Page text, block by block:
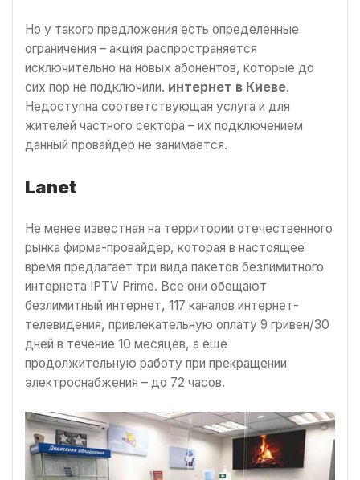
Но у такого предложения есть определенные
ограничения – акция распространяется
исключительно на новых абонентов, которые до
сих пор не подключили. интернет в Киеве.
Недоступна соответствующая услуга и для
жителей частного сектора – их подключением
данный провайдер не занимается.
Lanet
Не менее известная на территории отечественного
рынка фирма-провайдер, которая в настоящее
время предлагает три вида пакетов безлимитного
интернета IPTV Prime. Все они обещают
безлимитный интернет, 117 каналов интернет-
телевидения, привлекательную оплату 9 гривен/30
дней в течение 10 месяцев, а еще
продолжительную работу при прекращении
электроснабжения – до 72 часов.